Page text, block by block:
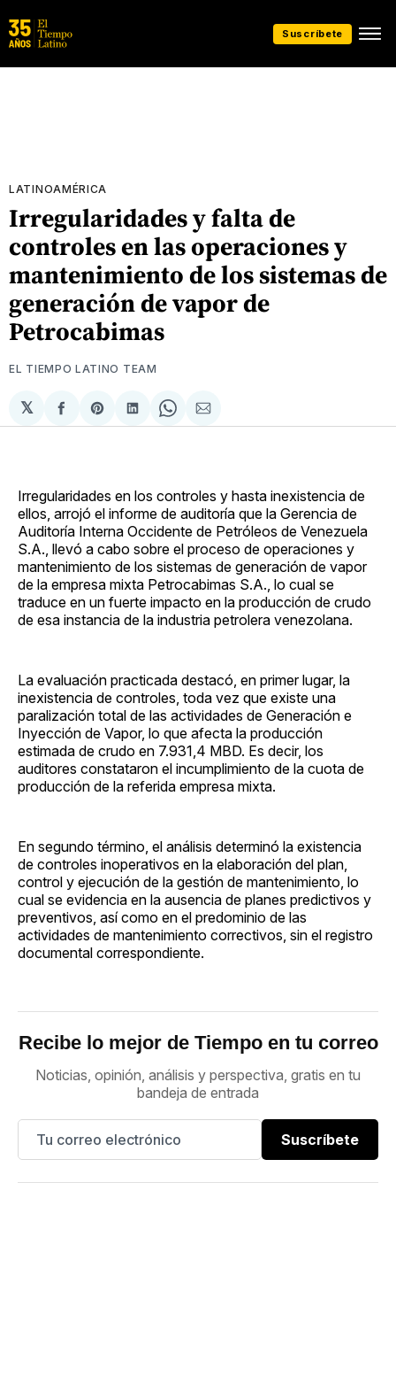
Suscríbete
LATINOAMÉRICA
Irregularidades y falta de
controles en las operaciones y
mantenimiento de los sistemas de
generación de vapor de
Petrocabimas
EL TIEMPO LATINO TEAM
𝕏
Compartir
en
Share
on
Compartir
en
Share
on
Compartir
via
Irregularidades en los controles y hasta inexistencia de
ellos, arrojó el informe de auditoría que la Gerencia de
Auditoría Interna Occidente de Petróleos de Venezuela
S.A., llevó a cabo sobre el proceso de operaciones y
mantenimiento de los sistemas de generación de vapor
de la empresa mixta Petrocabimas S.A., lo cual se
traduce en un fuerte impacto en la producción de crudo
de esa instancia de la industria petrolera venezolana.
La evaluación practicada destacó, en primer lugar, la
inexistencia de controles, toda vez que existe una
paralización total de las actividades de Generación e
Inyección de Vapor, lo que afecta la producción
estimada de crudo en 7.931,4 MBD. Es decir, los
auditores constataron el incumplimiento de la cuota de
producción de la referida empresa mixta.
En segundo término, el análisis determinó la existencia
de controles inoperativos en la elaboración del plan,
control y ejecución de la gestión de mantenimiento, lo
cual se evidencia en la ausencia de planes predictivos y
preventivos, así como en el predominio de las
actividades de mantenimiento correctivos, sin el registro
documental correspondiente.
Recibe lo mejor de Tiempo en tu correo
Noticias, opinión, análisis y perspectiva, gratis en tu
bandeja de entrada
Suscríbete